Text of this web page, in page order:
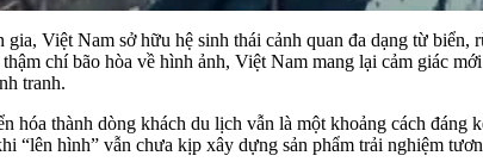
Việt Nam sở hữu hệ sinh thái cảnh quan đa dạng từ
chí bão hòa về hình ảnh, Việt Nam mang lại cảm giác
tranh.
hóa thành dòng khách du lịch vẫn là một khoảng cách
“lên hình” vẫn chưa kịp xây dựng sản phẩm trải nghiệm